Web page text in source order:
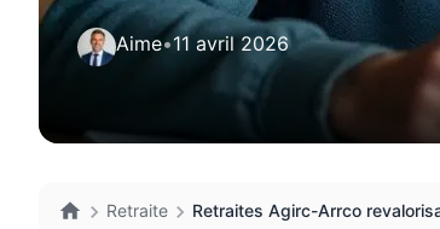
Aime•11 avril 2026
Retraite Retraites Agirc-Arrco